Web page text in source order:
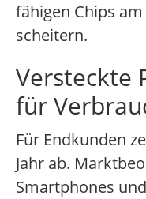
fähigen Chips
scheitern.
Versteckte
für
Für Endkunden
Jahr ab.
Smartphones